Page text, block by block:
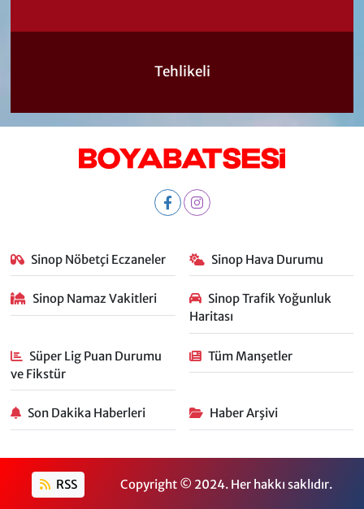
Tehlikeli
Sinop Nöbetçi Eczaneler Sinop Hava Durumu
Sinop Namaz Vakitleri
Sinop Trafik Yoğunluk
Haritası
Süper Lig Puan Durumu
ve Fikstür
Tüm Manşetler
Son Dakika Haberleri Haber Arşivi
RSS Copyright © 2024. Her hakkı saklıdır.